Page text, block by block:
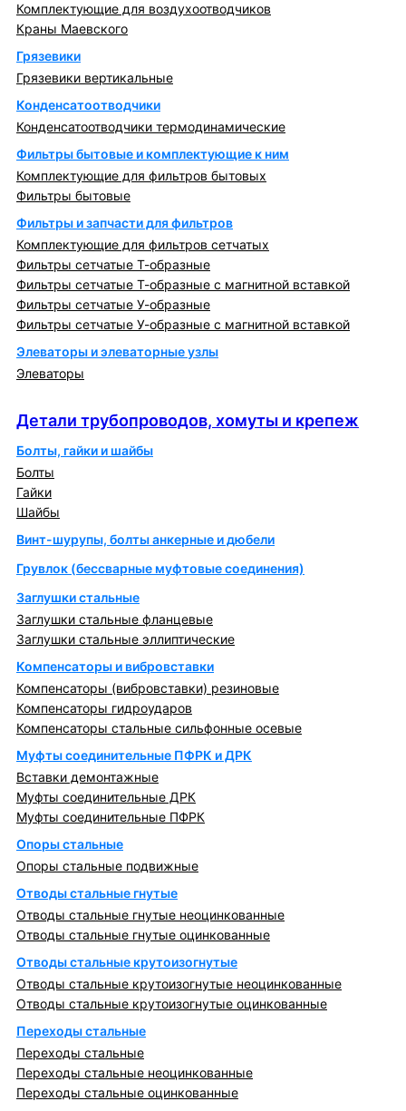
Комплектующие для воздухоотводчиков
Краны Маевского
Грязевики
Грязевики вертикальные
Конденсатоотводчики
Конденсатоотводчики термодинамические
Фильтры бытовые и комплектующие к ним
Комплектующие для фильтров бытовых
Фильтры бытовые
Фильтры и запчасти для фильтров
Комплектующие для фильтров сетчатых
Фильтры сетчатые Т-образные
Фильтры сетчатые Т-образные с магнитной вставкой
Фильтры сетчатые У-образные
Фильтры сетчатые У-образные с магнитной вставкой
Элеваторы и элеваторные узлы
Элеваторы
Детали трубопроводов, хомуты и крепеж
Болты, гайки и шайбы
Болты
Гайки
Шайбы
Винт-шурупы, болты анкерные и дюбели
Грувлок (бессварные муфтовые соединения)
Заглушки стальные
Заглушки стальные фланцевые
Заглушки стальные эллиптические
Компенсаторы и вибровставки
Компенсаторы (вибровставки) резиновые
Компенсаторы гидроударов
Компенсаторы стальные сильфонные осевые
Муфты соединительные ПФРК и ДРК
Вставки демонтажные
Муфты соединительные ДРК
Муфты соединительные ПФРК
Опоры стальные
Опоры стальные подвижные
Отводы стальные гнутые
Отводы стальные гнутые неоцинкованные
Отводы стальные гнутые оцинкованные
Отводы стальные крутоизогнутые
Отводы стальные крутоизогнутые неоцинкованные
Отводы стальные крутоизогнутые оцинкованные
Переходы стальные
Переходы стальные
Переходы стальные неоцинкованные
Переходы стальные оцинкованные